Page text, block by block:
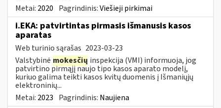
Metai: 2020 Pagrindinis:Viešieji pirkimai
i.EKA: patvirtintas pirmasis išmanusis kasos
aparatas
Web turinio sąrašas 2023-03-23
Valstybinė mokesčių inspekcija (VMI) informuoja, jog
patvirtino pirmąjį naujo tipo kasos aparato modelį,
kuriuo galima teikti kasos kvitų duomenis į Išmaniųjų
elektroninių...
Metai: 2023 Pagrindinis: Naujiena